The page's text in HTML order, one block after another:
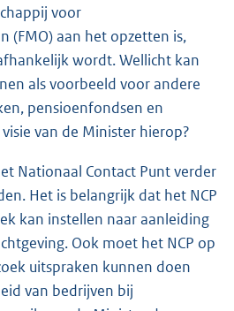
voor
(FMO) aan het opzetten is,
wordt. Wellicht kan
als voorbeeld voor andere
pensioenfondsen en
van de Minister hierop?
Nationaal Contact Punt verder
Het is belangrijk dat het NCP
kan instellen naar aanleiding
Ook moet het NCP op
uitspraken kunnen doen
van bedrijven bij